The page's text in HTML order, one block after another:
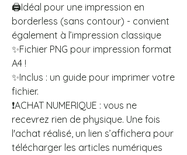
🖨️Idéal pour une impression en
borderless (sans contour) - convient
également à l’impression classique
✨Fichier PNG pour impression format
A4 !
✨Inclus : un guide pour imprimer votre
fichier.
❗ACHAT NUMERIQUE : vous ne
recevrez rien de physique. Une fois
l'achat réalisé, un lien s’affichera pour
télécharger les articles numériques